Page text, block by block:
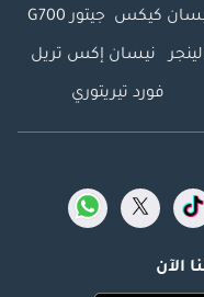
كيكس جيتور G700
نيسان إكس تريل
فورد تيريتوري
الآن